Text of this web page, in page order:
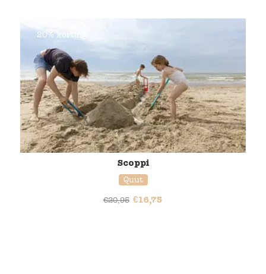
20% korting
Scoppi
Quut
€20,95 €16,75